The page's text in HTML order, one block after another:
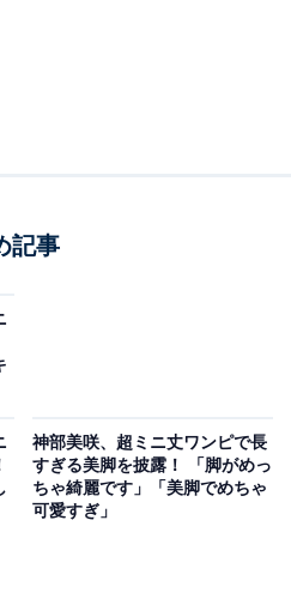
記事
神部美咲、超ミニ丈ワンピで長
すぎる美脚を披露！ 「脚がめっ
ちゃ綺麗です」「美脚でめちゃ
可愛すぎ」